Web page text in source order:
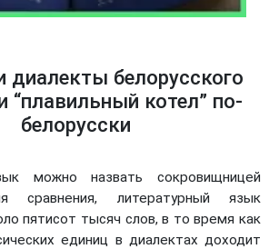
диалекты белорусского
“плавильный котел” по-
белорусски
можно назвать сокровищницей
сравнения, литературный язык
пятисот тысяч слов, в то время как
единиц в диалектах доходит